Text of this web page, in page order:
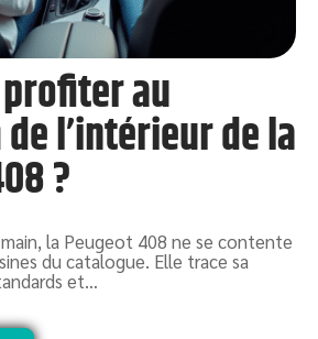
au
l’intérieur de la
?
la Peugeot 408 ne se contente
du catalogue. Elle trace sa
et…